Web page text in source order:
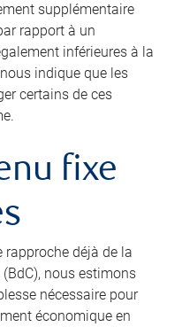
supplémentaire
rapport à un
inférieures à la
indique que les
certains de ces
fixe
rapproche déjà de la
nous estimons
nécessaire pour
économique en